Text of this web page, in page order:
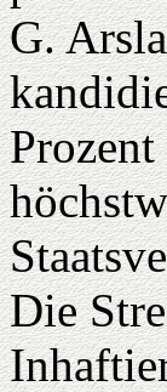
G.
Die